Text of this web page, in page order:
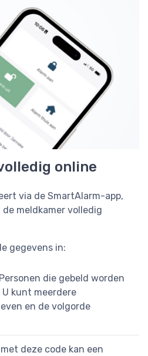
online
via de SmartAlarm-app,
meldkamer volledig
gegevens in:
Personen die gebeld worden
kunt meerdere
en de volgorde
deze code kan een